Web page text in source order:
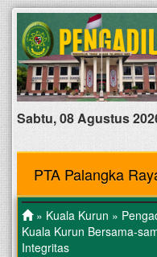
Sabtu, 08 Agustus
PTA Palangka
» Kuala Kurun »
Kuala Kurun Bersama-
Integritas